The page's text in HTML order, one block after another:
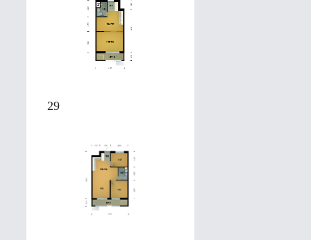
29